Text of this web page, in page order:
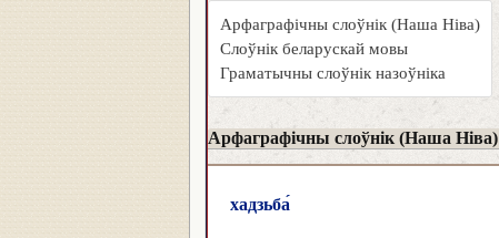
Арфаграфічны слоўнік (Наша Ніва)
Слоўнік беларускай мовы
Граматычны слоўнік назоўніка
Арфаграфічны слоўнік (Наша Ніва)
хадзьба́